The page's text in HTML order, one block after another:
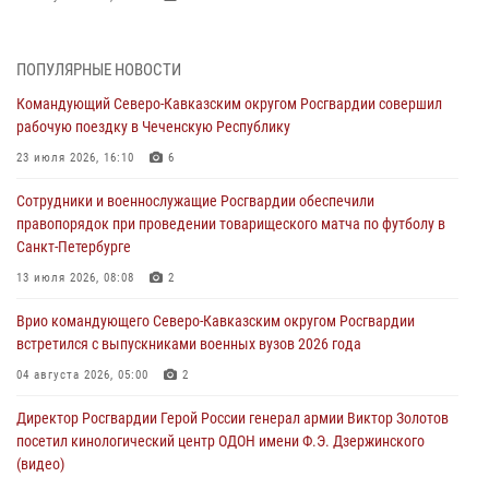
организации масштабной мошеннической схемы
В Росгвардии завершился методический сбор с руководящим
составом военно-политических органов
Мастер-класс по боевым искусствам провели росгвардейцы в
Херсонской области
07 августа 2026, 08:49
Росгвардейцы задержали хулигана, пугавшего пневматическим
пистолетом граждан центре Санкт-Петербурга
07 августа 2026, 08:33
ПОПУЛЯРНЫЕ НОВОСТИ
Командующий Северо-Кавказским округом Росгвардии совершил
рабочую поездку в Чеченскую Республику
23 июля 2026, 16:10 6
Сотрудники и военнослужащие Росгвардии обеспечили
правопорядок при проведении товарищеского матча по футболу в
Санкт-Петербурге
13 июля 2026, 08:08 2
Врио командующего Северо-Кавказским округом Росгвардии
встретился с выпускниками военных вузов 2026 года
04 августа 2026, 05:00 2
Директор Росгвардии Герой России генерал армии Виктор Золотов
посетил кинологический центр ОДОН имени Ф.Э. Дзержинского
(видео)